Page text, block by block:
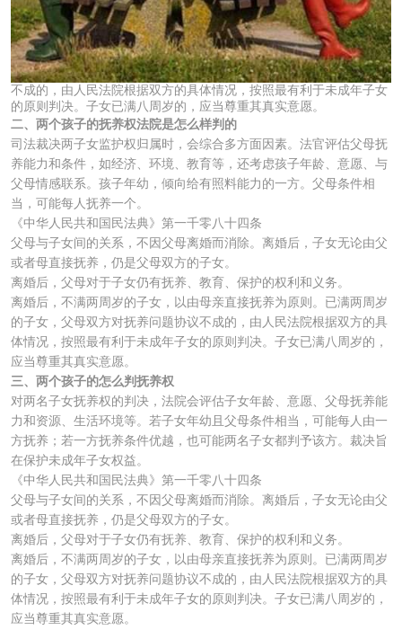
不成的，由人民法院根据双方的具体情况，按照最有利于未成年子女
的原则判决。子女已满八周岁的，应当尊重其真实意愿。
二、两个孩子的抚养权法院是怎么样判的
司法裁决两子女监护权归属时，会综合多方面因素。法官评估父母抚
养能力和条件，如经济、环境、教育等，还考虑孩子年龄、意愿、与
父母情感联系。孩子年幼，倾向给有照料能力的一方。父母条件相
当，可能每人抚养一个。
《中华人民共和国民法典》第一千零八十四条
父母与子女间的关系，不因父母离婚而消除。离婚后，子女无论由父
或者母直接抚养，仍是父母双方的子女。
离婚后，父母对于子女仍有抚养、教育、保护的权利和义务。
离婚后，不满两周岁的子女，以由母亲直接抚养为原则。已满两周岁
的子女，父母双方对抚养问题协议不成的，由人民法院根据双方的具
体情况，按照最有利于未成年子女的原则判决。子女已满八周岁的，
应当尊重其真实意愿。
三、两个孩子的怎么判抚养权
对两名子女抚养权的判决，法院会评估子女年龄、意愿、父母抚养能
力和资源、生活环境等。若子女年幼且父母条件相当，可能每人由一
方抚养；若一方抚养条件优越，也可能两名子女都判予该方。裁决旨
在保护未成年子女权益。
《中华人民共和国民法典》第一千零八十四条
父母与子女间的关系，不因父母离婚而消除。离婚后，子女无论由父
或者母直接抚养，仍是父母双方的子女。
离婚后，父母对于子女仍有抚养、教育、保护的权利和义务。
离婚后，不满两周岁的子女，以由母亲直接抚养为原则。已满两周岁
的子女，父母双方对抚养问题协议不成的，由人民法院根据双方的具
体情况，按照最有利于未成年子女的原则判决。子女已满八周岁的，
应当尊重其真实意愿。